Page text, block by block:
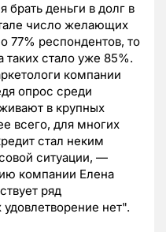
брать деньги в долг в
число желающих
77% респондентов, то
таких стало уже 85%.
компании
опрос среди
в крупных
всего, для многих
стал неким
ситуации, —
компании Елена
ряд
нет".